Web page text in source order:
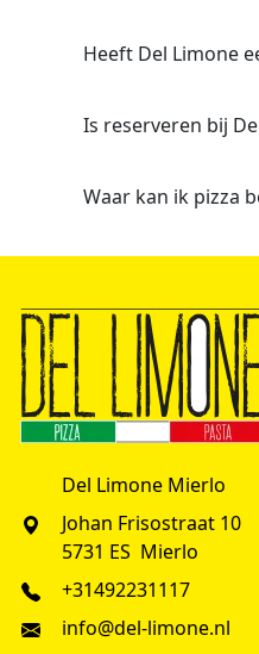
Heeft Del Limone
Is reserveren bij
Waar kan ik pizza
Del Limone Mierlo
Johan Frisostraat 10
5731 ES Mierlo
+31492231117
info@del-limone.nl